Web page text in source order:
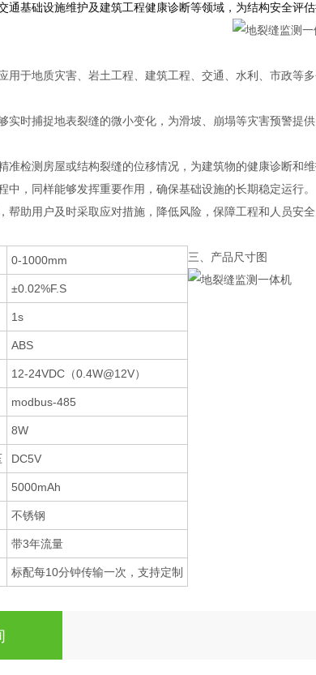
通基础设施维护及建筑工程健康诊断等领域，为结构安全评估
用于地质灾害、岩土工程、建筑工程、交通、水利、市政等
实时捕捉地表裂缝的微小变化，为滑坡、崩塌等灾害预警提
准检测房屋或结构裂缝的位移情况，为建筑物的健康诊断和维
中，同样能够发挥重要作用，确保基础设施的长期稳定运行。
帮助用户及时采取应对措施，降低风险，保障工程和人员安全
0-1000mm
±0.02%F.S
1s
ABS
12-24VDC（0.4W@12V）
modbus-485
8W
DC5V
5000mAh
不锈钢
带3年流量
标配每10分钟传输一次，支持定制
三、产品尺寸图